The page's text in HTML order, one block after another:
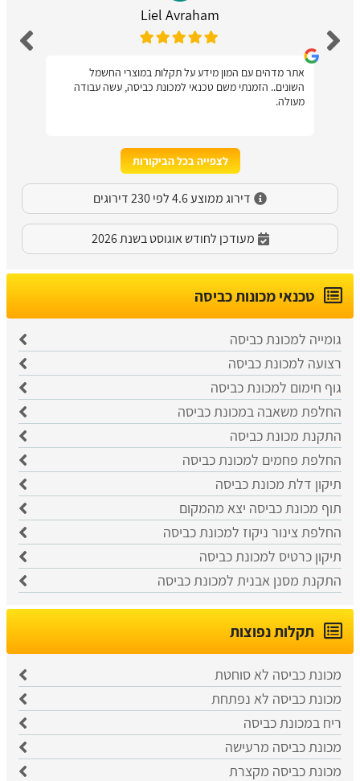
Liel Avraham
אתר מדהים עם המון מידע על תקלות במוצרי החשמל
השונים.. הזמנתי משם טכנאי למכונת כביסה, עשה עבודה
מעולה.
לצפייה בכל הביקורות
דירוג ממוצע 4.6 לפי 230 דירוגים
מעודכן לחודש אוגוסט בשנת 2026
טכנאי מכונות כביסה
גומייה למכונת כביסה
רצועה למכונת כביסה
גוף חימום למכונת כביסה
החלפת משאבה במכונת כביסה
התקנת מכונת כביסה
החלפת פחמים למכונת כביסה
תיקון דלת מכונת כביסה
תוף מכונת כביסה יצא מהמקום
החלפת צינור ניקוז למכונת כביסה
תיקון כרטיס למכונת כביסה
התקנת מסנן אבנית למכונת כביסה
תקלות נפוצות
מכונת כביסה לא סוחטת
מכונת כביסה לא נפתחת
ריח במכונת כביסה
מכונת כביסה מרעישה
מכונת כביסה מקצרת